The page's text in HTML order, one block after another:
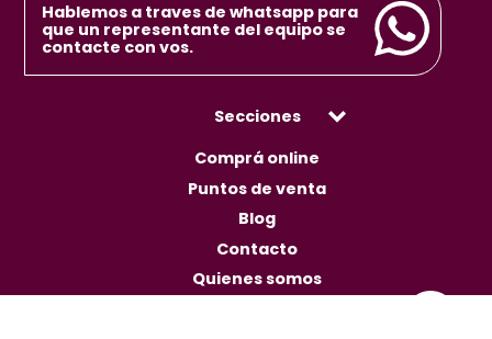
Hablemos a traves de whatsapp para
que un representante del equipo se
contacte con vos.
Secciones
Comprá online
Puntos de venta
Blog
Contacto
Quienes somos